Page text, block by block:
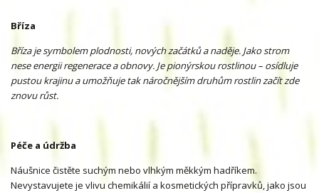
Bříza
Bříza je symbolem plodnosti, nových začátků a naděje. Jako strom
nese energii regenerace a obnovy. Je pionýrskou rostlinou – osídluje
pustou krajinu a umožňuje tak náročnějším druhům rostlin začít zde
znovu růst.
Péče a údržba
Náušnice čistěte suchým nebo vlhkým měkkým hadříkem.
Nevystavujete je vlivu chemikálií a kosmetických přípravků, jako jsou